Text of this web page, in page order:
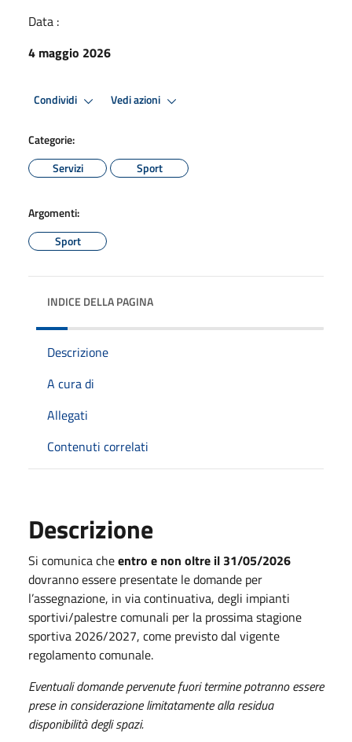
Data :
4 maggio 2026
Condividi Vedi azioni
Categorie:
Servizi
Sport
Argomenti:
Sport
INDICE DELLA PAGINA
Descrizione
A cura di
Allegati
Contenuti correlati
Descrizione
Si comunica cheentro e non oltre il 31/05/2026
dovranno essere presentate le domande per
l’assegnazione, in via continuativa, degli impianti
sportivi/palestre comunali per la prossima stagione
sportiva 2026/2027, come previsto dal vigente
regolamento comunale.
Eventuali domande pervenute fuori termine potranno essere
prese in considerazionelimitatamente alla residua
disponibilità degli spazi.